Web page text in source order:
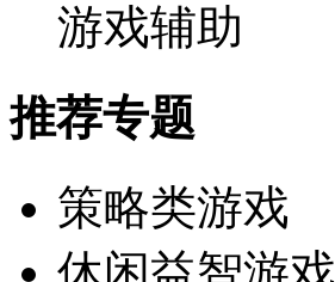
游戏辅助
推荐专题
策略类游戏
休闲益智游戏